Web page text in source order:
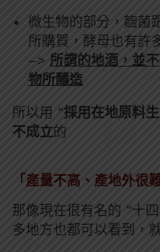
微生物的部分，麴菌
所購買，酵母也有許
–> 所謂的地酒，並
物所釀造
所以用 “採用在地原料
不成立的
「產量不高、產地外很
那像現在很有名的 “十
多地方也都可以看到，